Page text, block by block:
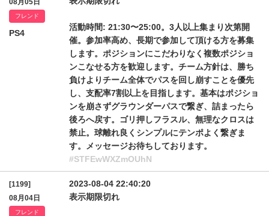
08月05日
フレンド
PS4
活動時間: 21:30〜25:00。3人以上集まり次第開
催。参加率高め、長期で参加して頂ける方を募集
します。ポジションにこだわりなく複数ポジショ
ンこなせる方を歓迎します。チーム方針は、勝ち
負けよりチーム全体でパスを回し崩すことを優先
し、支配率7割以上を目指します。基本はポジショ
ンを崩さずグラウンダーパスで繋ぎ、詰まったら
後ろへ戻す。ゴリ押しフラスル、無理なクロスは
禁止。球離れ良くシンプルにテンポよく繋ぎま
す。メッセージお待ちしております。
#STFEwWXZmOUhN
[1199]
08月04日
フレンド
2023-08-04 22:40:20
表示期限切れ